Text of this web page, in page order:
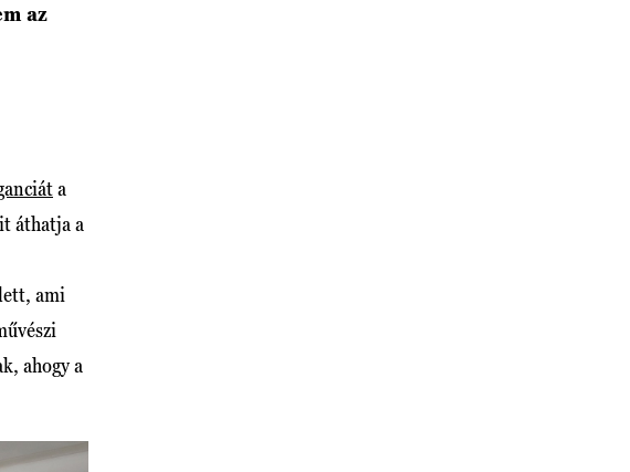
az
a
áthatja a
ami
ahogy a